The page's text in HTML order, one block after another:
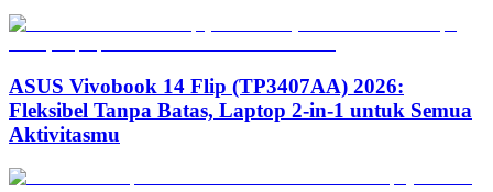
ASUS Vivobook 14 Flip (TP3407AA) 2026:
Fleksibel Tanpa Batas, Laptop 2-in-1 untuk Semua
Aktivitasmu